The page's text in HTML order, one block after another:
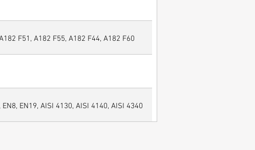
F51, A182 F55, A182 F44, A182 F60
EN19, AISI 4130, AISI 4140, AISI 4340